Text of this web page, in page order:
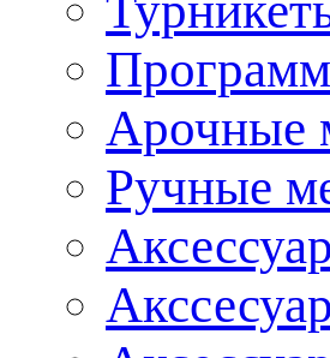
Арочные
Ручные